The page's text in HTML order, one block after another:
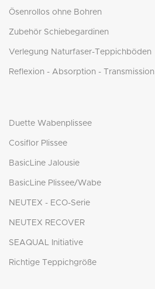
Ösenrollos ohne Bohren
Zubehör Schiebegardinen
Verlegung Naturfaser-Teppichböden
Reflexion - Absorption - Transmission
Duette Wabenplissee
Cosiflor Plissee
BasicLine Jalousie
BasicLine Plissee/Wabe
NEUTEX - ECO-Serie
NEUTEX RECOVER
SEAQUAL Initiative
Richtige Teppichgröße